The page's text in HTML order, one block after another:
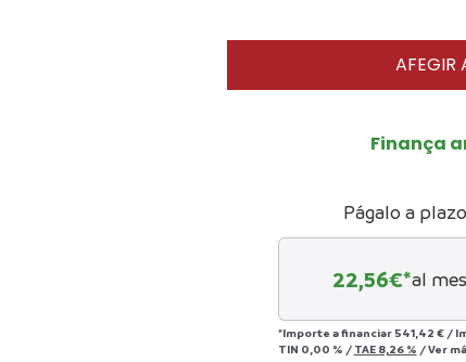
AFEGIR
Finança
Págalo a
22,56€*al
*Importe a financiar 541,42 € /
TIN 0,00 % / TAE 8,26 % /Ver